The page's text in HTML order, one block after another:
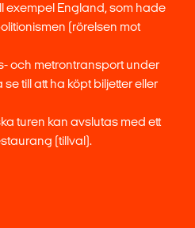
exempel England, som hade
(rörelsen mot
och metrontransport under
till att ha köpt biljetter eller
turen kan avslutas med ett
(tillval).